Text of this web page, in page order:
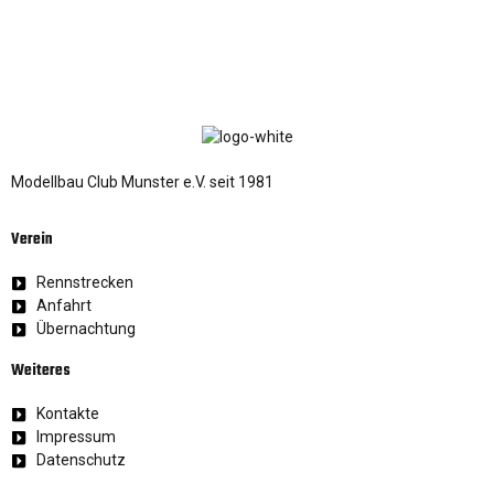
Modellbau Club Munster e.V. seit 1981
Verein
Rennstrecken
Anfahrt
Übernachtung
Weiteres
Kontakte
Impressum
Datenschutz